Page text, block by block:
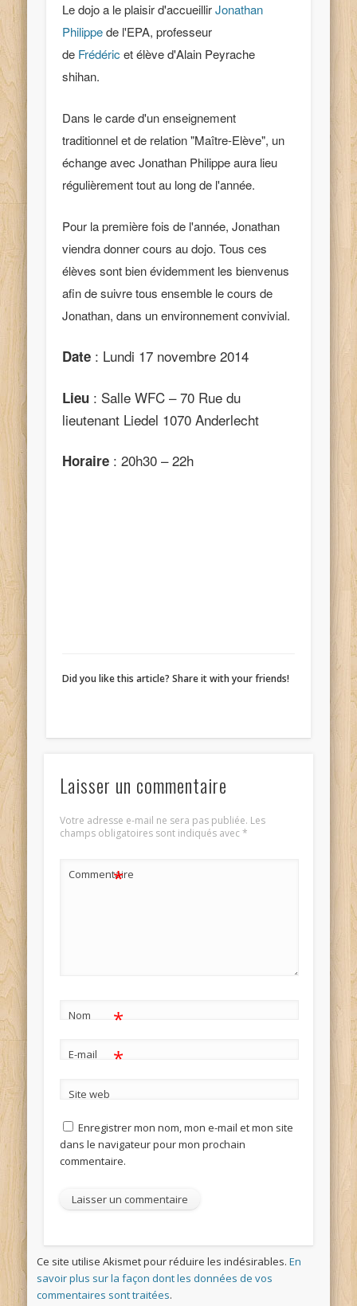
Le dojo a le plaisir d'accueillirJonathan
Philippede l'EPA, professeur
de Frédéric et élève d'Alain Peyrache
shihan.
Dans le carde d'un enseignement
traditionnel et de relation "Maître-Elève", un
échange avec Jonathan Philippe aura lieu
régulièrement tout au long de l'année.
Pour la première fois de l'année, Jonathan
viendra donner cours au dojo. Tous ces
élèves sont bien évidemment les bienvenus
afin de suivre tous ensemble le cours de
Jonathan, dans un environnement convivial.
Date : Lundi 17 novembre 2014
Lieu : Salle WFC – 70 Rue du
lieutenant Liedel 1070 Anderlecht
Horaire : 20h30 – 22h
Did you like this article? Share it with your friends!
Laisser un commentaire
Votre adresse e-mail ne sera pas publiée. Les
champs obligatoires sont indiqués avec*
Commentaire
*
Nom *
E-mail *
Site web
Enregistrer mon nom, mon e-mail et mon site
dans le navigateur pour mon prochain
commentaire.
Ce site utilise Akismet pour réduire les indésirables.En
savoir plus sur la façon dont les données de vos
commentaires sont traitées.